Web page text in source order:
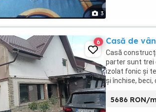
3
6 Casă de
Casă
parter sunt trei
izolat fonic și
și închise, beci,
5686 RON/m